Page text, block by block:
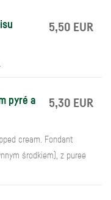
5,50 EUR
pyré a
5,30 EUR
cream. Fondant
środkiem), z puree